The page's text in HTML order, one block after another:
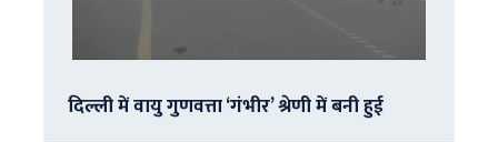
दिल्ली में वायु गुणवत्ता ‘गंभीर’ श्रेणी में बनी हुई